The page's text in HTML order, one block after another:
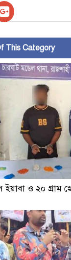
This Category
ইয়াবা ও ২০